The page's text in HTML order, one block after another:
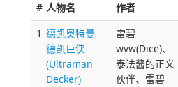
# 人物名 作者
1 德凯奥特曼
德凯巨侠
(Ultraman
Decker)
雷碧
wvw(Dice)、
泰法酱的正义
伙伴、雷碧